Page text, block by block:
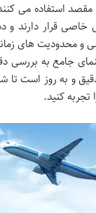
استفاده می
قرار دارند و
و محدودیت های
جامع به
و به روز است
تجربه کنید.